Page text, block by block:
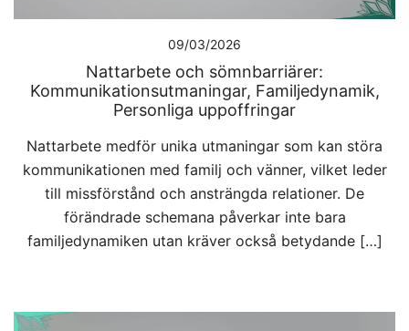
09/03/2026
Nattarbete och sömnbarriärer:
Kommunikationsutmaningar, Familjedynamik,
Personliga uppoffringar
Nattarbete medför unika utmaningar som kan störa
kommunikationen med familj och vänner, vilket leder
till missförstånd och ansträngda relationer. De
förändrade schemana påverkar inte bara
familjedynamiken utan kräver också betydande […]